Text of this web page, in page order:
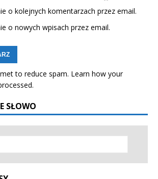
o kolejnych komentarzach przez email.
o nowych wpisach przez email.
to reduce spam. Learn how your
SŁOWO